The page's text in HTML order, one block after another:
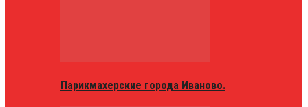
Парикмахерские города Иваново.